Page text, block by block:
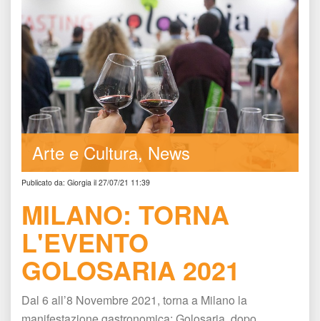
Arte e Cultura New
Publicato da: Giorgia il 27/07/21 11:39
MILANO: TORNA
L'EVENTO
GOLOSARIA 2021
Dal 6 all’8 Novembre 2021, torna a Milano la